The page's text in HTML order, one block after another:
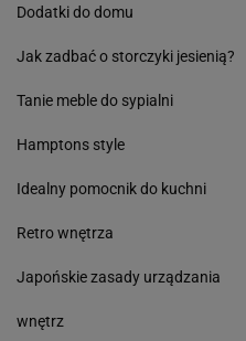
Dodatki do domu
Jak zadbać o storczyki jesienią?
Tanie meble do sypialni
Hamptons style
Idealny pomocnik do kuchni
Retro wnętrza
Japońskie zasady urządzania
wnętrz